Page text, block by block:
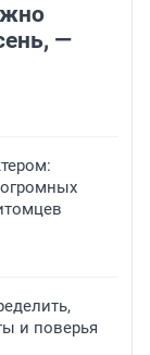
—
и поверья